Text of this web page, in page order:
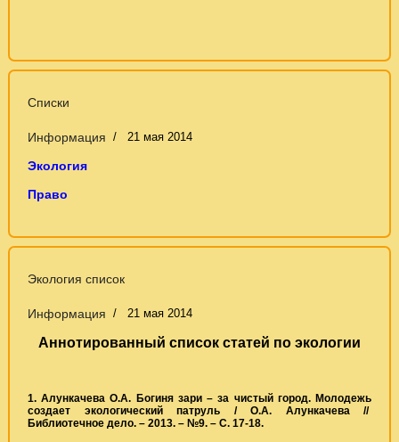
Списки
Информация 21 мая 2014
Экология
Право
Экология список
Информация 21 мая 2014
Аннотированный список статей по экологии
1. Алункачева О.А. Богиня зари – за чистый город. Молодежь
создает экологический патруль / О.А. Алункачева //
Библиотечное дело. – 2013. – №9. – С. 17-18.